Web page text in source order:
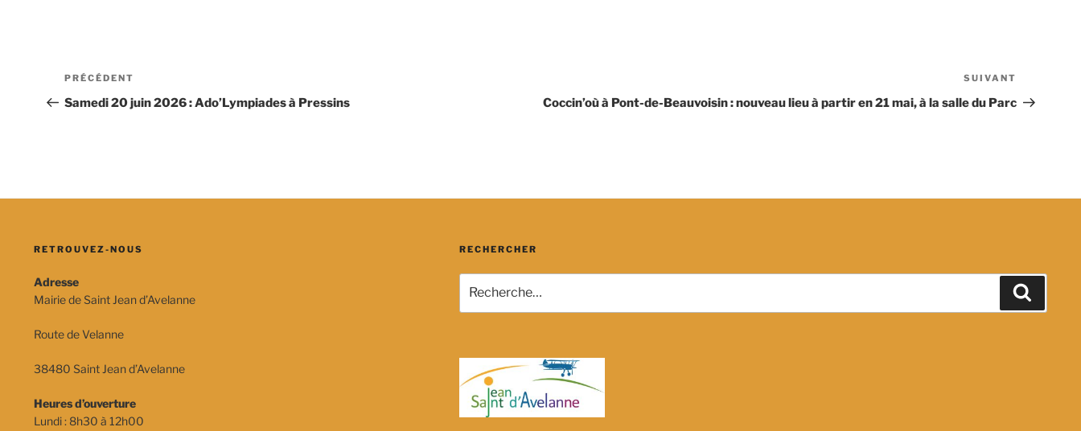
Navigation
de
Article
précédent
PRÉCÉDENT
Samedi 20 juin 2026 : Ado’Lympiades à Pressins
suivant
SUIVANT
Coccin’où à Pont-de-Beauvoisin : nouveau lieu à partir en 21 mai, à la salle du Parc
RETROUVEZ-NOUS
Adresse
Mairie de Saint Jean d’Avelanne
Route de Velanne
38480 Saint Jean d’Avelanne
Heures d’ouverture
Lundi : 8h30 à 12h00
RECHERCHER
pour
: